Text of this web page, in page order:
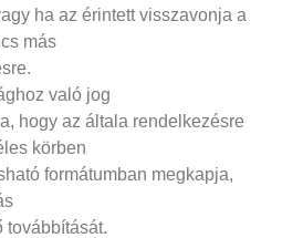
ha az érintett visszavonja a
más
való jog
hogy az általa rendelkezésre
körben
formátumban megkapja,
továbbítását.